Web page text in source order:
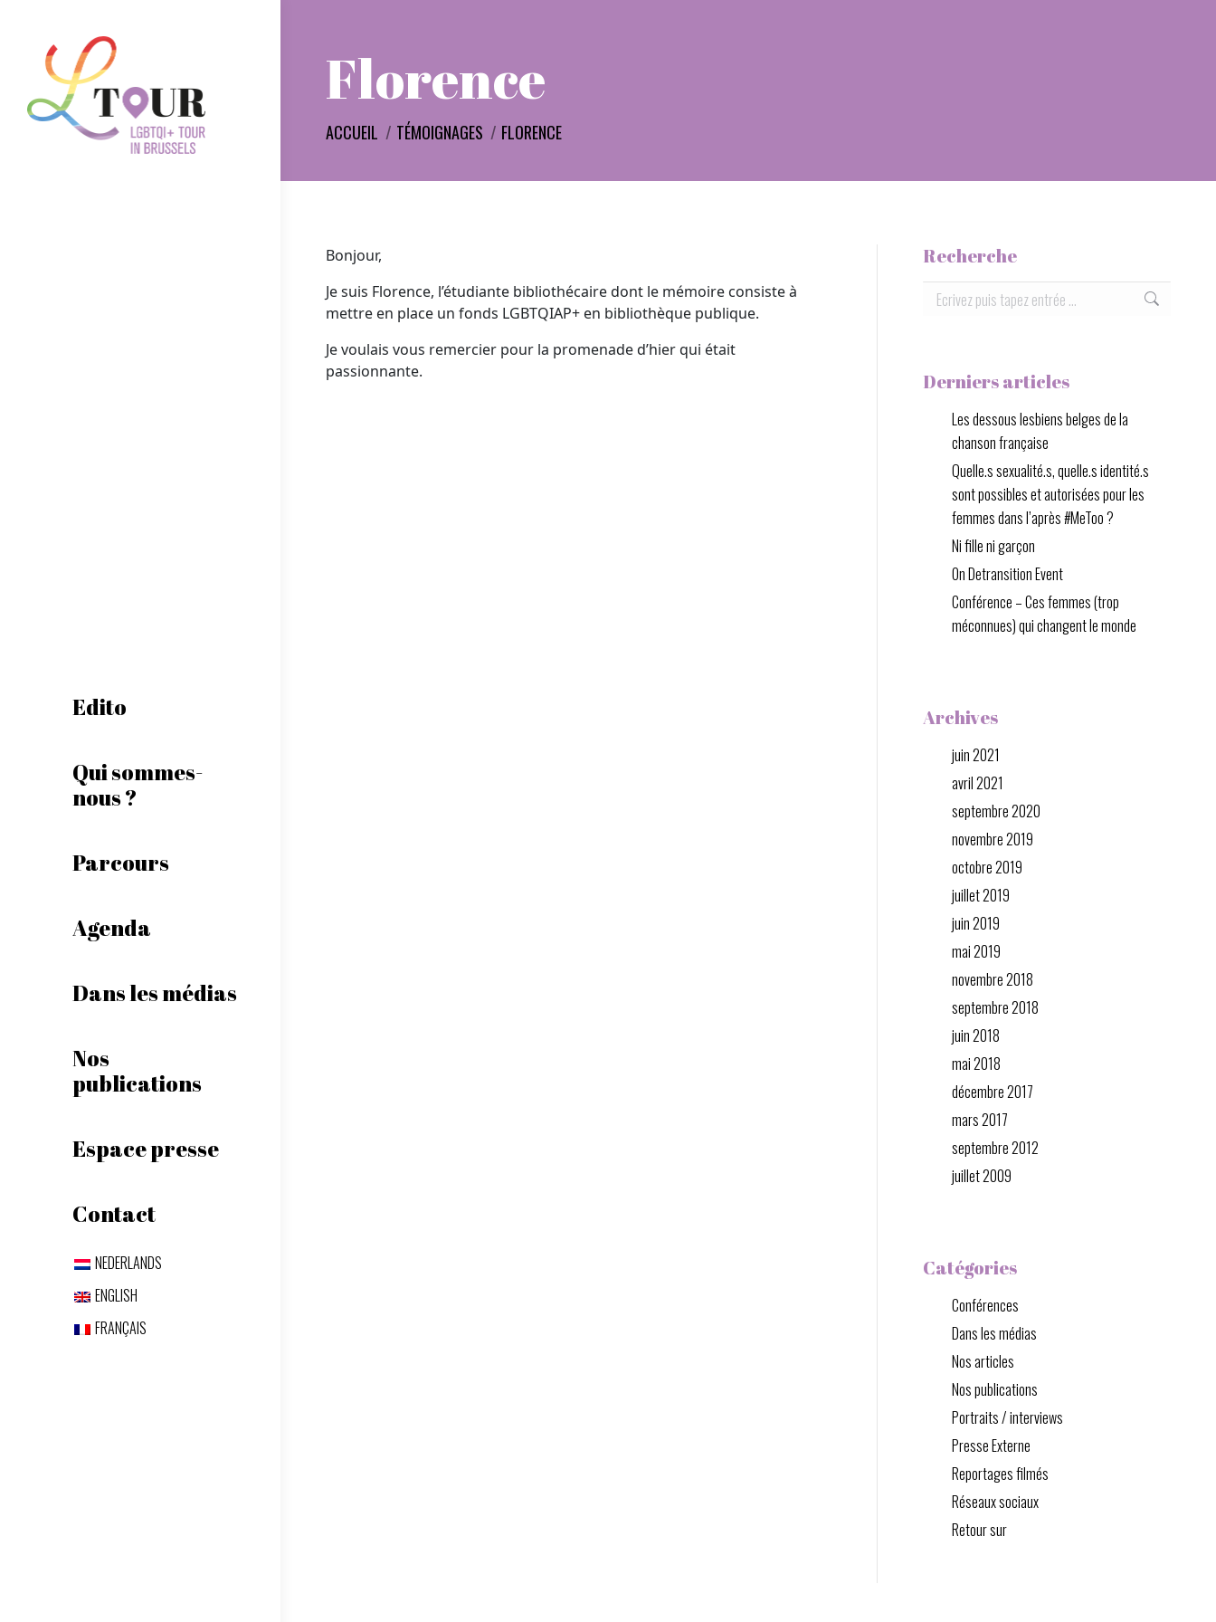
Edito
Qui sommes-
nous ?
Parcours
Agenda
Dans les médias
Nos
publications
Espace presse
Contact
NEDERLANDS
ENGLISH
FRANÇAIS
Florence
Vous êtes ici :
ACCUEIL TÉMOIGNAGES FLORENCE
Bonjour,
Je suis Florence, l’étudiante bibliothécaire dont le mémoire consiste à
mettre en place un fonds LGBTQIAP+ en bibliothèque publique.
Je voulais vous remercier pour la promenade d’hier qui était
passionnante.
Recherche
Rechercher:
Derniers articles
Les dessous lesbiens belges de la
chanson française
Quelle.s sexualité.s, quelle.s identité.s
sont possibles et autorisées pour les
femmes dans l’après #MeToo ?
Ni fille ni garçon
On Detransition Event
Conférence – Ces femmes (trop
méconnues) qui changent le monde
Archives
juin 2021
avril 2021
septembre 2020
novembre 2019
octobre 2019
juillet 2019
juin 2019
mai 2019
novembre 2018
septembre 2018
juin 2018
mai 2018
décembre 2017
mars 2017
septembre 2012
juillet 2009
Catégories
Conférences
Dans les médias
Nos articles
Nos publications
Portraits / interviews
Presse Externe
Reportages filmés
Réseaux sociaux
Retour sur